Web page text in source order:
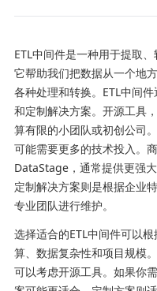
ETL中间件是一种用于提取
它帮助我们把数据从一个地
各种处理和转换。ETL中间
和定制解决方案。开源工具
算有限的小团队或初创公司
可能需要更多的技术投入。
DataStage，通常提供更强
定制解决方案则是根据企业
专业团队进行维护。
选择适合的ETL中间件可以
算、数据复杂性和项目规模
可以考虑开源工具。如果你